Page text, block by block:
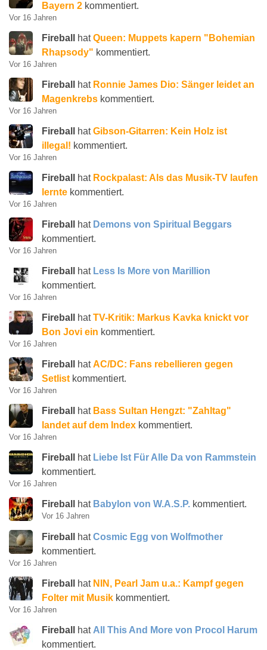
Bayern 2 kommentiert.
Vor 16 Jahren
Fireball hatQueen: Muppets kapern "Bohemian
Rhapsody" kommentiert.
Vor 16 Jahren
Fireball hat Ronnie James Dio: Sänger leidet an
Magenkrebs kommentiert.
Vor 16 Jahren
Fireball hatGibson-Gitarren: Kein Holz ist
illegal! kommentiert.
Vor 16 Jahren
Fireball hat Rockpalast: Als das Musik-TV laufen
lernte kommentiert.
Vor 16 Jahren
Fireball hat Demons von Spiritual Beggars
kommentiert.
Vor 16 Jahren
Fireball hat Less Is More von Marillion
kommentiert.
Vor 16 Jahren
Fireball hatTV-Kritik: Markus Kavka knickt vor
Bon Jovi ein kommentiert.
Vor 16 Jahren
Fireball hatAC/DC: Fans rebellieren gegen
Setlist kommentiert.
Vor 16 Jahren
Fireball hat Bass Sultan Hengzt: "Zahltag"
landet auf dem Index kommentiert.
Vor 16 Jahren
Fireball hat Liebe Ist Für Alle Da von Rammstein
kommentiert.
Vor 16 Jahren
Fireball hat Babylon von W.A.S.P. kommentiert.
Vor 16 Jahren
Fireball hatCosmic Egg von Wolfmother
kommentiert.
Vor 16 Jahren
Fireball hat NIN, Pearl Jam u.a.: Kampf gegen
Folter mit Musik kommentiert.
Vor 16 Jahren
Fireball hat All This And More von Procol Harum
kommentiert.